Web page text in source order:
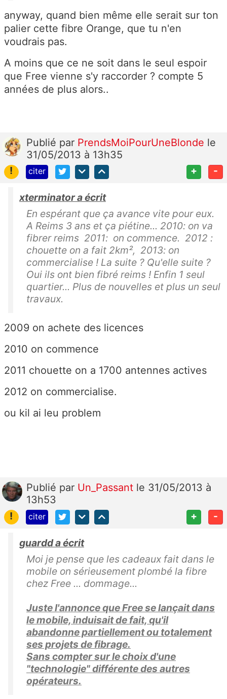
anyway, quand bien même elle serait sur ton
palier cette fibre Orange, que tu n'en
voudrais pas.
A moins que ce ne soit dans le seul espoir
que Free vienne s'y raccorder ? compte 5
années de plus alors..
Publié par PrendsMoiPourUneBlonde le
31/05/2013 à 13h35
!
citer + -
xterminator a écrit
En espérant que ça avance vite pour eux.
A Reims 3 ans et ça piétine... 2010: on va
fibrer reims 2011: on commence. 2012 :
chouette on a fait 2km², 2013: on
commercialise ! La suite ? Qu'elle suite ?
Oui ils ont bien fibré reims ! Enfin 1 seul
quartier... Plus de nouvelles et plus un seul
travaux.
2009 on achete des licences
2010 on commence
2011 chouette on a 1700 antennes actives
2012 on commercialise.
ou kil ai leu problem
Publié par Un_Passant le 31/05/2013 à
13h53
!
citer + -
guardd a écrit
Moi je pense que les cadeaux fait dans le
mobile on sérieusement plombé la fibre
chez Free ... dommage...
Juste l'annonce que Free se lançait dans
le mobile, induisait de fait, qu'il
abandonne partiellement ou totalement
ses projets de fibrage.
Sans compter sur le choix d'une
"technologie" différente des autres
opérateurs.